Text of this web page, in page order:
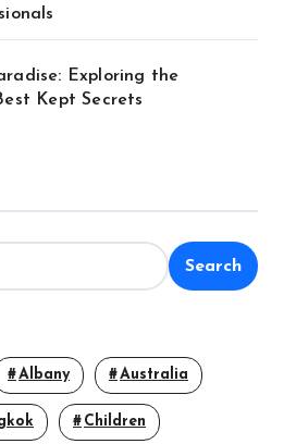
Exploring the
Kept Secrets
Search
Albany Australia
Children